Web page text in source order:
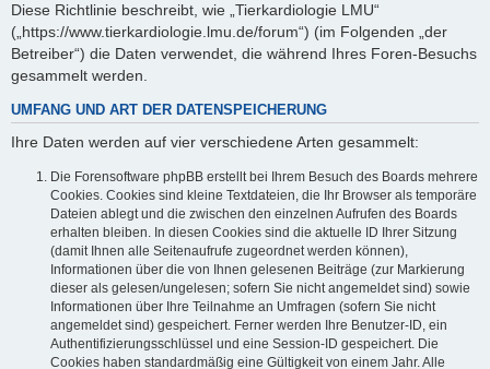
Diese Richtlinie beschreibt, wie „Tierkardiologie LMU“
(„https://www.tierkardiologie.lmu.de/forum“) (im Folgenden „der
Betreiber“) die Daten verwendet, die während Ihres Foren-Besuchs
gesammelt werden.
UMFANG UND ART DER DATENSPEICHERUNG
Ihre Daten werden auf vier verschiedene Arten gesammelt:
Die Forensoftware phpBB erstellt bei Ihrem Besuch des Boards mehrere
Cookies. Cookies sind kleine Textdateien, die Ihr Browser als temporäre
Dateien ablegt und die zwischen den einzelnen Aufrufen des Boards
erhalten bleiben. In diesen Cookies sind die aktuelle ID Ihrer Sitzung
(damit Ihnen alle Seitenaufrufe zugeordnet werden können),
Informationen über die von Ihnen gelesenen Beiträge (zur Markierung
dieser als gelesen/ungelesen; sofern Sie nicht angemeldet sind) sowie
Informationen über Ihre Teilnahme an Umfragen (sofern Sie nicht
angemeldet sind) gespeichert. Ferner werden Ihre Benutzer-ID, ein
Authentifizierungsschlüssel und eine Session-ID gespeichert. Die
Cookies haben standardmäßig eine Gültigkeit von einem Jahr. Alle